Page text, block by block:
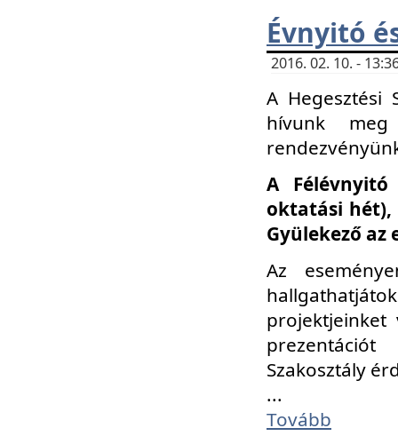
Évnyitó
2016. 02. 10. -
A Hegesztési
hívunk
A
oktatási hét),
Gyülekező az
Az
Szakosztály
...
Tovább